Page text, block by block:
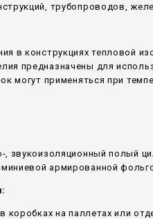
трубопроводов,
в конструкциях тепловой
предназначены для
могут применяться при
, звукоизоляционный полый
армированной
коробках на паллетах или